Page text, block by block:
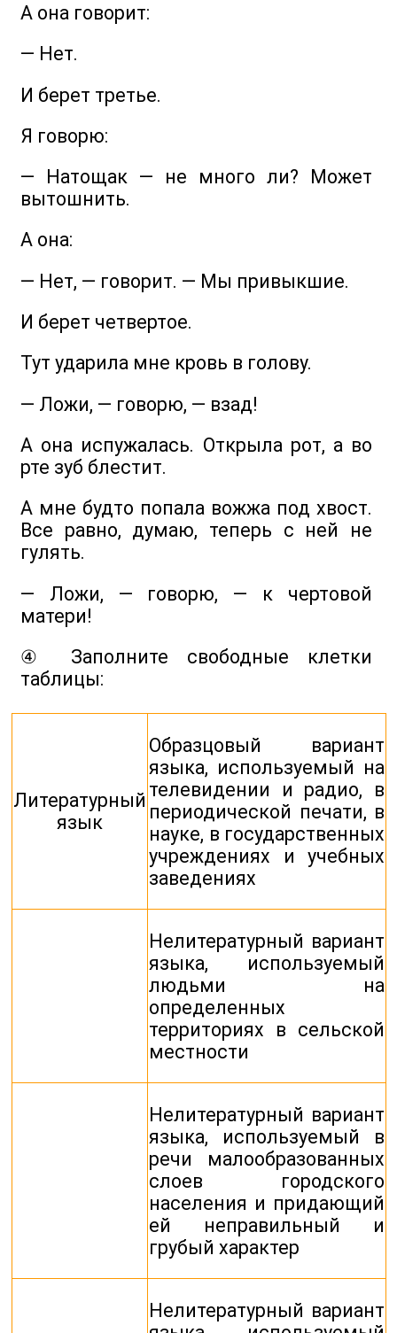
А она говорит:
— Нет.
И берет третье.
Я говорю:
— Натощак — не много ли? Может
вытошнить.
А она:
— Нет, — говорит. — Мы привыкшие.
И берет четвертое.
Тут ударила мне кровь в голову.
— Ложи, — говорю, — взад!
А она испужалась. Открыла рот, а во
рте зуб блестит.
А мне будто попала вожжа под хвост.
Все равно, думаю, теперь с ней не
гулять.
— Ложи, — говорю, — к чертовой
матери!
④ Заполните свободные клетки
таблицы:
Литературный
язык
Образцовый вариант
языка, используемый на
телевидении и радио, в
периодической печати, в
науке, в государственных
учреждениях и учебных
заведениях
Нелитературный вариант
языка, используемый
людьми на
определенных
территориях в сельской
местности
Нелитературный вариант
языка, используемый в
речи малообразованных
слоев городского
населения и придающий
ей неправильный и
грубый характер
Нелитературный вариант